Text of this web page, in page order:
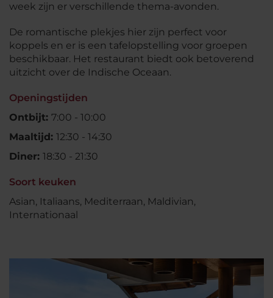
week zijn er verschillende thema-avonden.
De romantische plekjes hier zijn perfect voor
koppels en er is een tafelopstelling voor groepen
beschikbaar. Het restaurant biedt ook betoverend
uitzicht over de Indische Oceaan.
Openingstijden
Ontbijt: 7:00 - 10:00
Maaltijd: 12:30 - 14:30
Diner: 18:30 - 21:30
Soort keuken
Asian, Italiaans, Mediterraan, Maldivian,
Internationaal